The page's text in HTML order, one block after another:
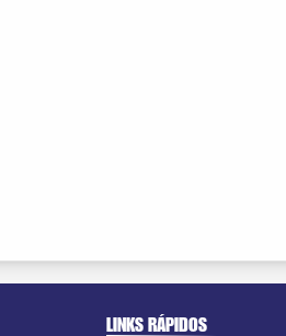
LINKS RÁPIDOS